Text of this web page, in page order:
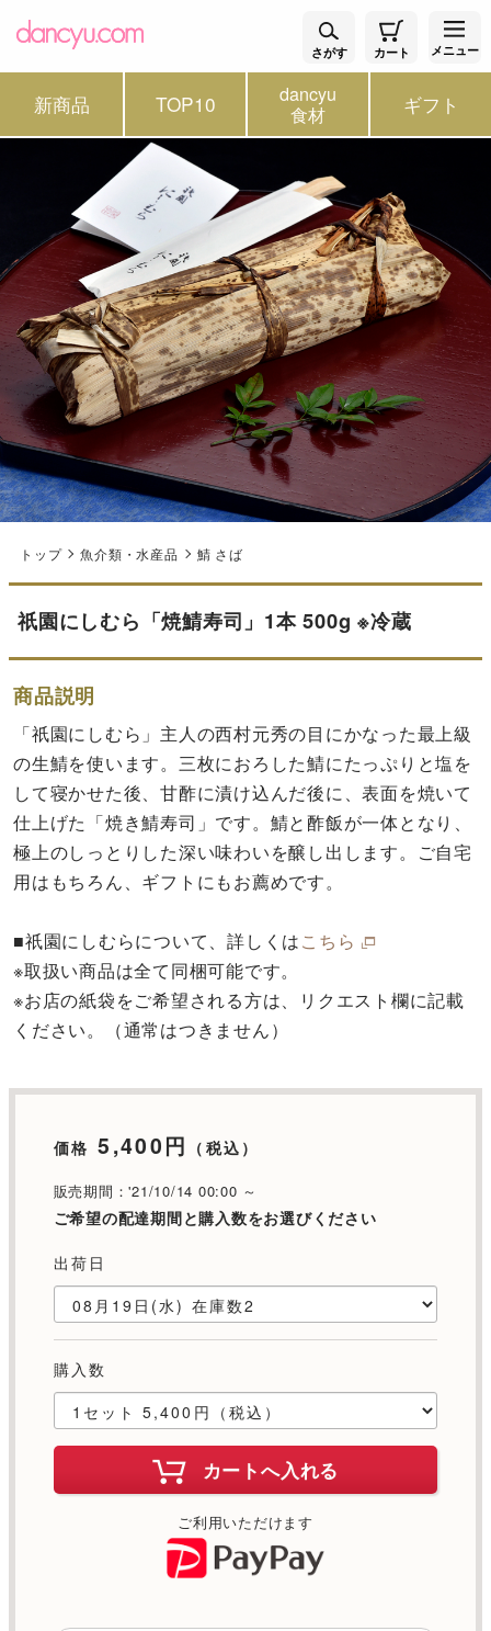
さがす カート メニュー
新商品 TOP10 dancyu
食材 ギフト
トップ 魚介類・水産品 鯖 さば
祇園にしむら「焼鯖寿司」1本 500g ※冷蔵
商品説明
「祇園にしむら」主人の西村元秀の目にかなった最上級
の生鯖を使います。三枚におろした鯖にたっぷりと塩を
して寝かせた後、甘酢に漬け込んだ後に、表面を焼いて
仕上げた「焼き鯖寿司」です。鯖と酢飯が一体となり、
極上のしっとりした深い味わいを醸し出します。ご自宅
用はもちろん、ギフトにもお薦めです。
■祇園にしむらについて、詳しくはこちら
※取扱い商品は全て同梱可能です。
※お店の紙袋をご希望される方は、リクエスト欄に記載
ください。（通常はつきません）
価格 5,400円 （税込）
販売期間：'21/10/14 00:00 ～
ご希望の配達期間と購入数をお選びください
出荷日
購入数
カートへ入れる
ご利用いただけます